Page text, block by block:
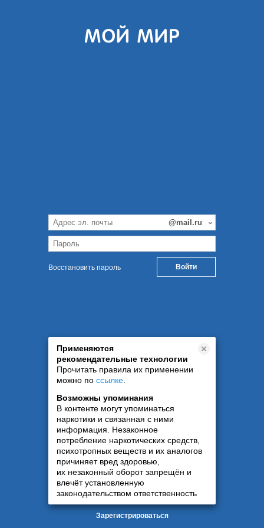
Восстановить пароль
Применяются
рекомендательные технологии
Прочитать правила их применении
можно по ссылке
Возможны упоминания
В контенте могут упоминаться
наркотики и связанная с ними
информация. Незаконное
потребление наркотических средств,
психотропных веществ и их аналогов
причиняет вред здоровью,
их незаконный оборот запрещён и
влечёт установленную
законодательством ответственность
Зарегистрироваться